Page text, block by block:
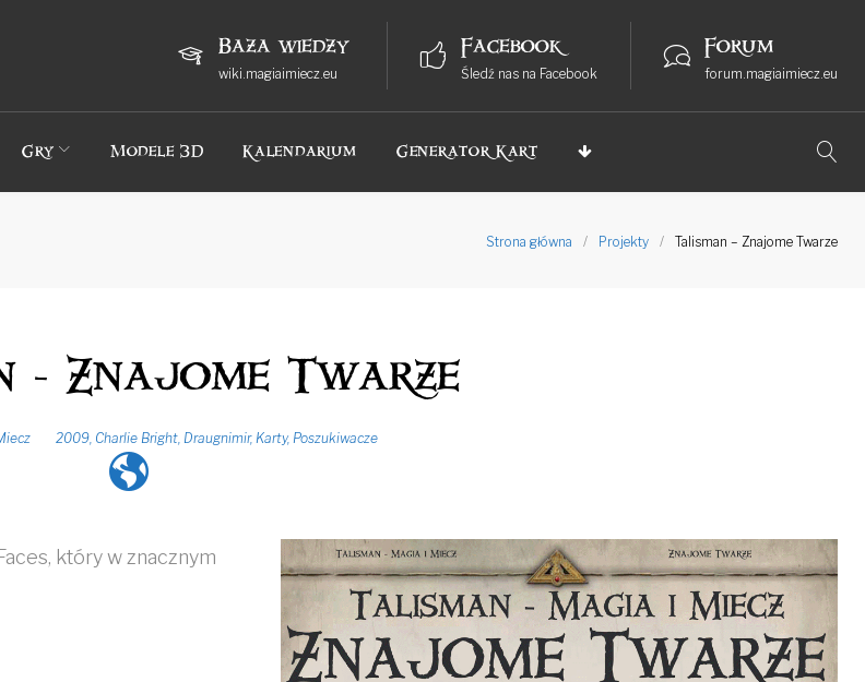
Baza wiedzy
wiki.magiaimiecz.eu
Facebook
Śledź nas na Facebook
Forum
forum.magiaimiecz.eu
Gry Modele 3D Kalendarium Generator Kart
Strona główna / Projekty / Talisman – Znajome Twarze
- Znajome Twarze
2009, Charlie Bright, Draugnimir, Karty, Poszukiwacze
który w znacznym